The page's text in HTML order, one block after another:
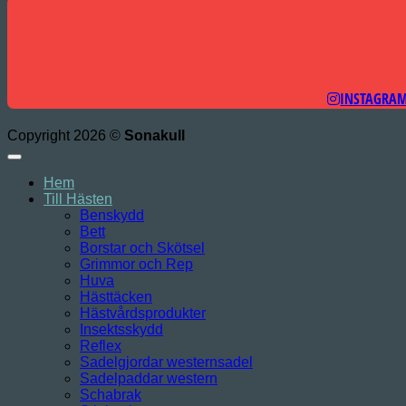
Copyright 2026 © Sonakull
Hem
Till Hästen
Benskydd
Bett
Borstar och Skötsel
Grimmor och Rep
Huva
Hästtäcken
Hästvårdsprodukter
Insektsskydd
Reflex
Sadelgjordar westernsadel
Sadelpaddar western
Schabrak